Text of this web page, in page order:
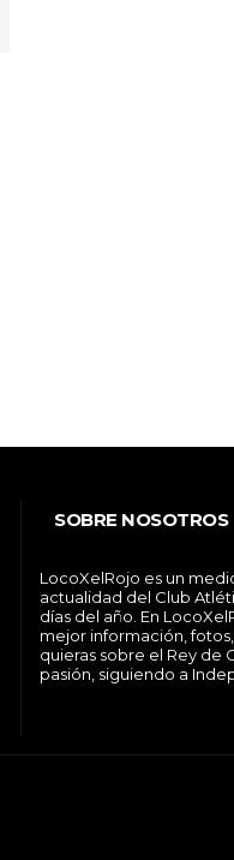
SOBRE NOSOTROS
LocoXelRojo es un
actualidad del Club
días del año. En
mejor información,
quieras sobre el Rey de
pasión, siguiendo a